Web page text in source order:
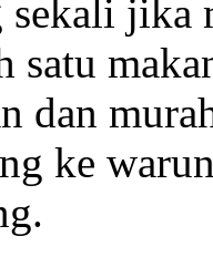
sekali jika
satu
dan
ke